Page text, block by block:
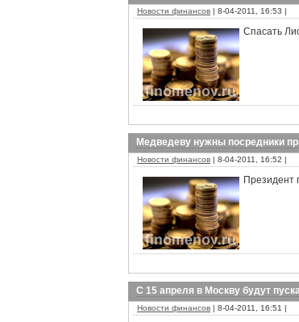
Новости финансов | 8-04-2011, 16:53 |
Спасать
Медведеву нужны посредники
Новости финансов | 8-04-2011, 16:52 |
Президент
С 15 апреля в Москву будут
Новости финансов | 8-04-2011, 16:51 |